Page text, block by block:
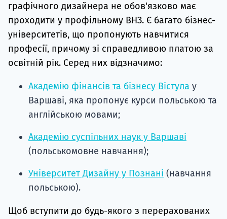
графічного дизайнера не обов'язково має
проходити у профільному ВНЗ. Є багато бізнес-
університетів, що пропонують навчитися
професії, причому зі справедливою платою за
освітній рік. Серед них відзначимо:
Академію фінансів та бізнесу Вістула у
Варшаві, яка пропонує курси польською та
англійською мовами;
Академію суспільних наук у Варшаві
(польськомовне навчання);
Університет Дизайну у Познані (навчання
польською).
Щоб вступити до будь-якого з перерахованих